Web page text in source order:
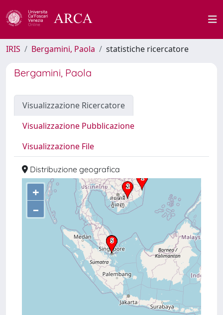
IRIS Bergamini, Paola statistiche ricercatore
Bergamini, Paola
Visualizzazione Ricercatore
Visualizzazione Pubblicazione
Visualizzazione File
Distribuzione geografica
+
–